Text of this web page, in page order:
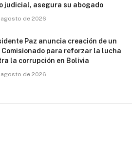
judicial, asegura su abogado
de 2026
Paz anuncia creación de un
Comisionado para reforzar la lucha
la corrupción en Bolivia
de 2026